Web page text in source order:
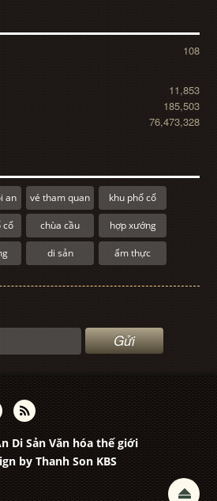
108
11,853
185,503
76,473,328
an vé tham quan khu phố cổ
cổ chùa cầu hợp xướng
di sản ẩm thực
Di Sản Văn hóa thế giới
by Thanh Son KBS